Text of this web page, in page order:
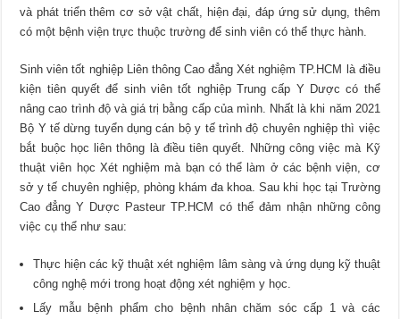
và phát triển thêm cơ sở vật chất, hiện đại, đáp ứng sử dụng, thêm
có một bệnh viện trực thuộc trường để sinh viên có thể thực hành.
Sinh viên tốt nghiệp Liên thông Cao đẳng Xét nghiệm TP.HCM là điều
kiện tiên quyết để sinh viên tốt nghiệp Trung cấp Y Dược có thể
nâng cao trình độ và giá trị bằng cấp của mình. Nhất là khi năm 2021
Bộ Y tế dừng tuyển dụng cán bộ y tế trình độ chuyên nghiệp thì việc
bắt buộc học liên thông là điều tiên quyết. Những công việc mà Kỹ
thuật viên học Xét nghiệm mà bạn có thể làm ở các bệnh viện, cơ
sở y tế chuyên nghiệp, phòng khám đa khoa. Sau khi học tại Trường
Cao đẳng Y Dược Pasteur TP.HCM có thể đảm nhận những công
việc cụ thể như sau:
Thực hiện các kỹ thuật xét nghiệm lâm sàng và ứng dụng kỹ thuật
công nghệ mới trong hoạt động xét nghiệm y học.
Lấy mẫu bệnh phẩm cho bệnh nhân chăm sóc cấp 1 và các